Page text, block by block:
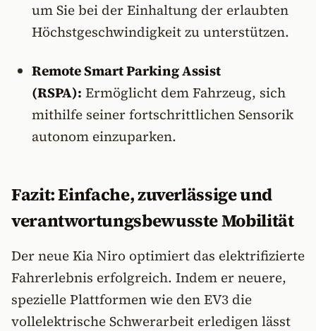
um Sie bei der Einhaltung der erlaubten
Höchstgeschwindigkeit zu unterstützen.
Remote Smart Parking Assist
(RSPA): Ermöglicht dem Fahrzeug, sich
mithilfe seiner fortschrittlichen Sensorik
autonom einzuparken.
Fazit: Einfache, zuverlässige und
verantwortungsbewusste Mobilität
Der neue Kia Niro optimiert das elektrifizierte
Fahrerlebnis erfolgreich. Indem er neuere,
spezielle Plattformen wie den EV3 die
vollelektrische Schwerarbeit erledigen lässt